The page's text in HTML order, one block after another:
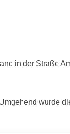
in der Straße
wurde